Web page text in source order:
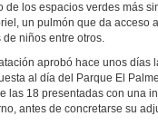
de los espacios verdes más
un pulmón que da acceso
niños entre otros.
aprobó hace unos
al día del Parque El
las 18 presentadas con una
antes de concretarse su